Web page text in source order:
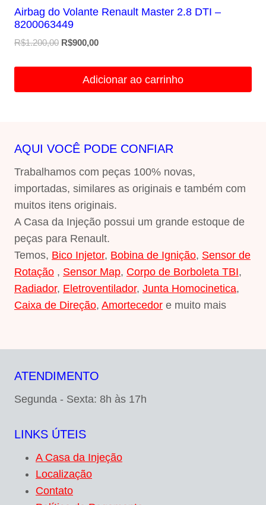
Airbag do Volante Renault Master 2.8 DTI –
8200063449
R$1.200,00 O
R$900,00O
é:
Adicionar ao carrinho
AQUI VOCÊ PODE CONFIAR
Trabalhamos com peças 100% novas,
importadas, similares as originais e também com
muitos itens originais.
A Casa da Injeção possui um grande estoque de
peças para Renault.
Temos, Bico Injetor, Bobina de Ignição, Sensor de
Rotação , Sensor Map, Corpo de Borboleta TBI,
Radiador, Eletroventilador, Junta Homocinetica,
Caixa de Direção, Amortecedor e muito mais
ATENDIMENTO
Segunda - Sexta: 8h às 17h
LINKS ÚTEIS
A Casa da Injeção
Localização
Contato